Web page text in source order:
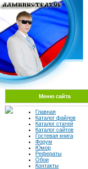
Меню сайта
Главная
Каталог файлов
Каталог статей
Каталог сайтов
Гостевая книга
Форум
Юмор
Рефераты
Обои
Контакты